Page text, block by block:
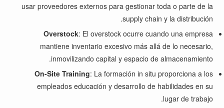
usar proveedores externos para gestionar toda o parte de la
supply chain y la distribución.
Overstock: El overstock ocurre cuando una empresa
mantiene inventario excesivo más allá de lo necesario,
inmovilizando capital y espacio de almacenamiento.
On-Site Training: La formación in situ proporciona a los
empleados educación y desarrollo de habilidades en su
lugar de trabajo.